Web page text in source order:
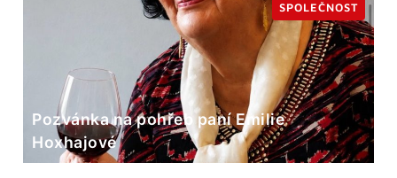
Pozvánka na pohřeb paní Emilie
Hoxhajové
SPOLEČNOST